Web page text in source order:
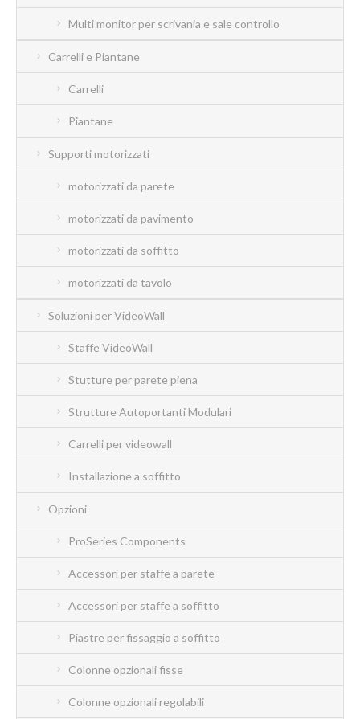
Multi monitor per scrivania e sale controllo
Carrelli e Piantane
Carrelli
Piantane
Supporti motorizzati
motorizzati da parete
motorizzati da pavimento
motorizzati da soffitto
motorizzati da tavolo
Soluzioni per VideoWall
Staffe VideoWall
Stutture per parete piena
Strutture Autoportanti Modulari
Carrelli per videowall
Installazione a soffitto
Opzioni
ProSeries Components
Accessori per staffe a parete
Accessori per staffe a soffitto
Piastre per fissaggio a soffitto
Colonne opzionali fisse
Colonne opzionali regolabili